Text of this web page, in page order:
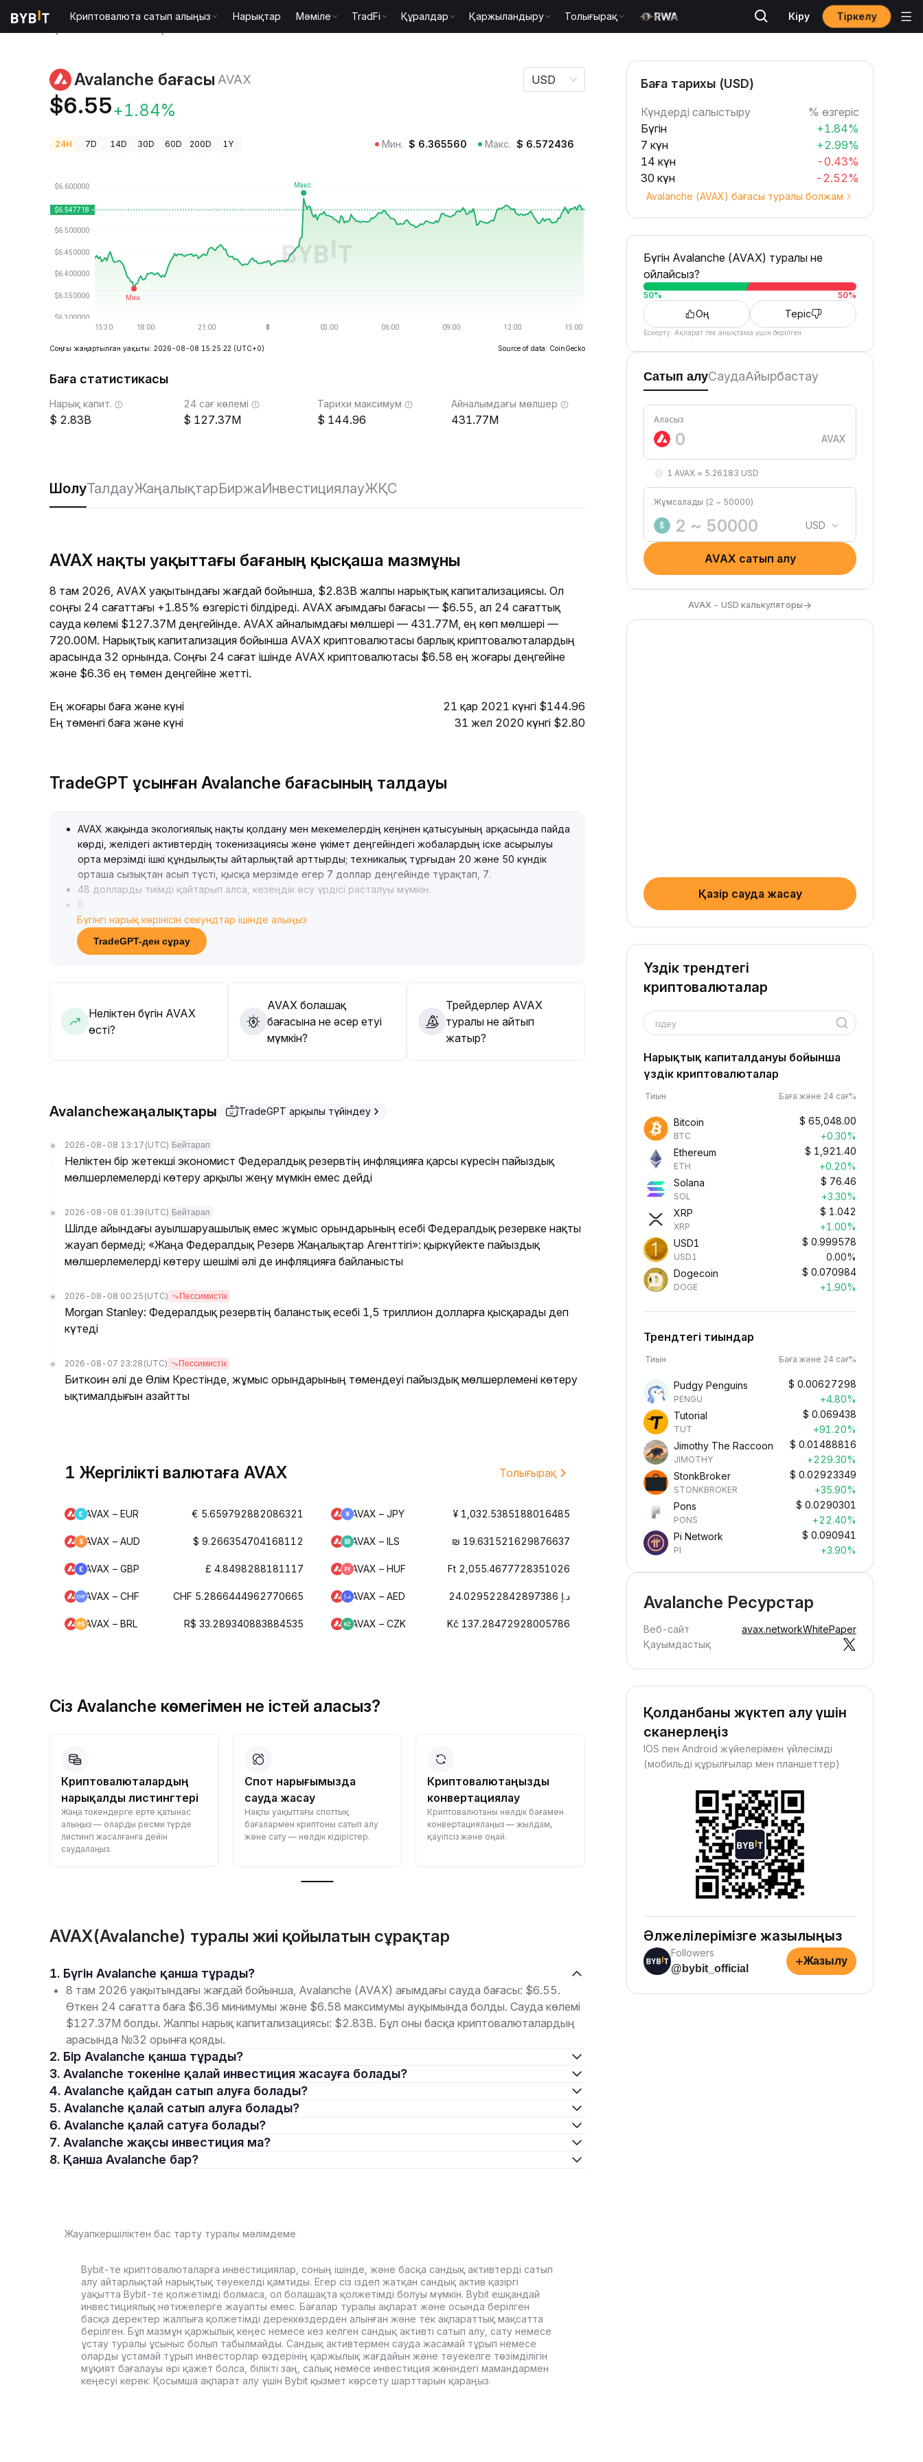
Криптовалюта сатып алыңыз Нарықтар Мәміле TradFi Құралдар Қаржыландыру Толығырақ Кіру Тіркелу
Avalanche бағасы AVAX
$6.55+1.84%
USD
24H 7D 14D 30D 60D 200D 1Y Мин. $ 6.365560 Макс. $ 6.572436
Соңғы жаңартылған уақыты: 2026-08-08 15:25:22 (UTC+0) Source of data: CoinGecko
Баға статистикасы
Нарық капит.
2.83B
24 сағ көлемі
127.37M
Тарихи максимум
144.96
Айналымдағы мөлшер
431.77M
ШолуТалдауЖаңалықтарБиржаИнвестициялауЖҚС
AVAX нақты уақыттағы бағаның қысқаша мазмұны
8 там 2026, AVAX уақытындағы жағдай бойынша, $2.83B жалпы нарықтық капитализациясы. Ол
соңғы 24 сағаттағы +1.85% өзгерісті білдіреді. AVAX ағымдағы бағасы — $6.55, ал 24 сағаттық
сауда көлемі $127.37M деңгейінде. AVAX айналымдағы мөлшері — 431.77M, ең көп мөлшері —
720.00M. Нарықтық капитализация бойынша AVAX криптовалютасы барлық криптовалюталардың
арасында 32 орнында. Соңғы 24 сағат ішінде AVAX криптовалютасы $6.58 ең жоғары деңгейіне
және $6.36 ең төмен деңгейіне жетті.
Ең жоғары баға және күні
21 қар 2021 күнгі $144.96
Ең төменгі баға және күні
31 жел 2020 күнгі $2.80
TradeGPT ұсынған Avalanche бағасының талдауы
AVAX жақында экологиялық нақты қолдану мен мекемелердің кеңінен қатысуының арқасында пайда
көрді, желідегі активтердің токенизациясы және үкімет деңгейіндегі жобалардың іске асырылуы
орта мерзімді ішкі құндылықты айтарлықтай арттырды; техникалық тұрғыдан 20 және 50 күндік
орташа сызықтан асып түсті, қысқа мерзімде егер 7 доллар деңгейінде тұрақтап, 7.
48 долларды тиімді қайтарып алса, кезеңдік өсу үрдісі расталуы мүмкін.
6
77 доллар қос түбі және 5.
50 доллар маңызды түпкілікті қолдауға назар аударуды ұсынамыз, экология қауіпсіздігі мен жобаның
жұмысындағы өзгерістер кері қайтару қауіпін тудыра алады, орта және ұзақ мерзімде төмен
Бүгінгі нарық көрінісін секундтар ішінде алыңыз
TradeGPT-ден сұрау
Неліктен бүгін AVAX
өсті?
AVAX болашақ
бағасына не әсер етуі
мүмкін?
Трейдерлер AVAX
туралы не айтып
жатыр?
Avalancheжаңалықтары TradeGPT арқылы түйіндеу
2026-08-08 13:17 (UTC) Бейтарап
Неліктен бір жетекші экономист Федералдық резервтің инфляцияға қарсы күресін пайыздық
мөлшерлемелерді көтеру арқылы жеңу мүмкін емес дейді
2026-08-08 01:39 (UTC) Бейтарап
Шілде айындағы ауылшаруашылық емес жұмыс орындарының есебі Федералдық резервке нақты
жауап бермеді; «Жаңа Федералдық Резерв Жаңалықтар Агенттігі»: қыркүйекте пайыздық
мөлшерлемелерді көтеру шешімі әлі де инфляцияға байланысты
2026-08-08 00:25 (UTC) Пессимистік
Morgan Stanley: Федералдық резервтің баланстық есебі 1,5 триллион долларға қысқарады деп
күтеді
2026-08-07 23:28 (UTC) Пессимистік
Биткоин әлі де Өлім Крестінде, жұмыс орындарының төмендеуі пайыздық мөлшерлемені көтеру
ықтималдығын азайтты
1 Жергілікті валютаға AVAX Толығырақ
AVAX – EUR € 5.659792882086321 AVAX – JPY ¥ 1,032.5385188016485
AVAX – AUD $ 9.266354704168112 AVAX – ILS ₪ 19.631521629876637
AVAX – GBP £ 4.8498288181117 AVAX – HUF Ft 2,055.4677728351026
AVAX – CHF CHF 5.2866444962770665 AVAX – AED د.إ 24.029522842897386
AVAX – BRL R$ 33.289340883884535 AVAX – CZK Kč 137.28472928005786
Сіз Avalanche көмегімен не істей аласыз?
Криптовалюталардың
нарықалды листингтері
Жаңа токендерге ерте қатынас
алыңыз — оларды ресми түрде
листингі жасалғанға дейін
саудалаңыз.
Спот нарығымызда
сауда жасау
Нақты уақыттағы споттық
бағалармен криптоны сатып алу
және сату — нөлдік кідірістер.
Криптовалютаңызды
конвертациялау
Криптовалютаны нөлдік бағамен
конвертациялаңыз — жылдам,
қауіпсіз және оңай.
Пассивті марапаттар алыңыз —
жай ғана қаражаттарыңызды
депозиттеп, олардың өскенін
AVAX(Avalanche) туралы жиі қойылатын сұрақтар
1. Бүгін Avalanche қанша тұрады?
8 там 2026 уақытындағы жағдай бойынша, Avalanche (AVAX) ағымдағы сауда бағасы: $6.55.
Өткен 24 сағатта баға $6.36 минимумы және $6.58 максимумы ауқымында болды. Сауда көлемі
$127.37M болды. Жалпы нарық капитализациясы: $2.83B. Бұл оны басқа криптовалюталардың
арасында №32 орынға қояды.
2. Бір Avalanche қанша тұрады?
3. Avalanche токеніне қалай инвестиция жасауға болады?
4. Avalanche қайдан сатып алуға болады?
5. Avalanche қалай сатып алуға болады?
6. Avalanche қалай сатуға болады?
7. Avalanche жақсы инвестиция ма?
8. Қанша Avalanche бар?
Жауапкершіліктен бас тарту туралы мәлімдеме
Bybit-те криптовалюталарға инвестициялар, соның ішінде, және басқа сандық активтерді сатып
алу айтарлықтай нарықтық тәуекелді қамтиды. Егер сіз іздеп жатқан сандық актив қазіргі
уақытта Bybit-те қолжетімді болмаса, ол болашақта қолжетімді болуы мүмкін. Bybit ешқандай
инвестициялық нәтижелерге жауапты емес. Бағалар туралы ақпарат және осында берілген
басқа деректер жалпыға қолжетімді дереккөздерден алынған және тек ақпараттық мақсатта
берілген. Бұл мазмұн қаржылық кеңес немесе кез келген сандық активті сатып алу, сату немесе
ұстау туралы ұсыныс болып табылмайды. Сандық активтермен сауда жасамай тұрып немесе
оларды ұстамай тұрып инвесторлар өздерінің қаржылық жағдайын және тәуекелге төзімділігін
мұқият бағалауы әрі қажет болса, білікті заң, салық немесе инвестиция жөніндегі мамандармен
кеңесуі керек. Қосымша ақпарат алу үшін Bybit қызмет көрсету шарттарын қараңыз.
Баға тарихы (USD)
Күндерді салыстыру
% өзгеріс
Бүгін
+1.84%
7 күн
+2.99%
14 күн
-0.43%
30 күн
-2.52%
Avalanche (AVAX) бағасы туралы болжам
Бүгін Avalanche (AVAX) туралы не
ойлайсыз?
50% 50%
Оң Теріс
Ескерту: Ақпарат тек анықтама үшін берілген.
Сатып алуСаудаАйырбастау
Аласыз
AVAX
1 AVAX ≈ 5.26183 USD
Жұмсалады (2 ~ 50000)
$ USD
AVAX сатып алу
AVAX - USD калькуляторы→
Қазір сауда жасау
Үздік трендтегі
криптовалюталар
Іздеу
Нарықтық капиталдануы бойынша
үздік криптовалюталар
Тиын Баға және 24 сағ%
Bitcoin
BTC
$ 65,048.00
+0.30%
Ethereum
ETH
$ 1,921.40
+0.20%
Solana
SOL
$ 76.46
+3.30%
XRP
XRP
$ 1.042
+1.00%
USD1
USD1
$ 0.999578
0.00%
Dogecoin
DOGE
$ 0.070984
+1.90%
Трендтегі тиындар
Тиын Баға және 24 сағ%
Pudgy Penguins
PENGU
$ 0.00627298
+4.80%
Tutorial
TUT
$ 0.069438
+91.20%
Jimothy The Raccoon
JIMOTHY
$ 0.01488816
+229.30%
StonkBroker
STONKBROKER
$ 0.02923349
+35.90%
Pons
PONS
$ 0.0290301
+22.40%
Pi Network
PI
$ 0.090941
+3.90%
Avalanche Ресурстар
Веб-сайт avax.networkWhitePaper
Қауымдастық
Қолданбаны жүктеп алу үшін
сканерлеңіз
IOS пен Android жүйелерімен үйлесімді
(мобильді құрылғылар мен планшеттер)
Әлжелілерімізге жазылыңыз
Followers
@bybit_official
+Жазылу